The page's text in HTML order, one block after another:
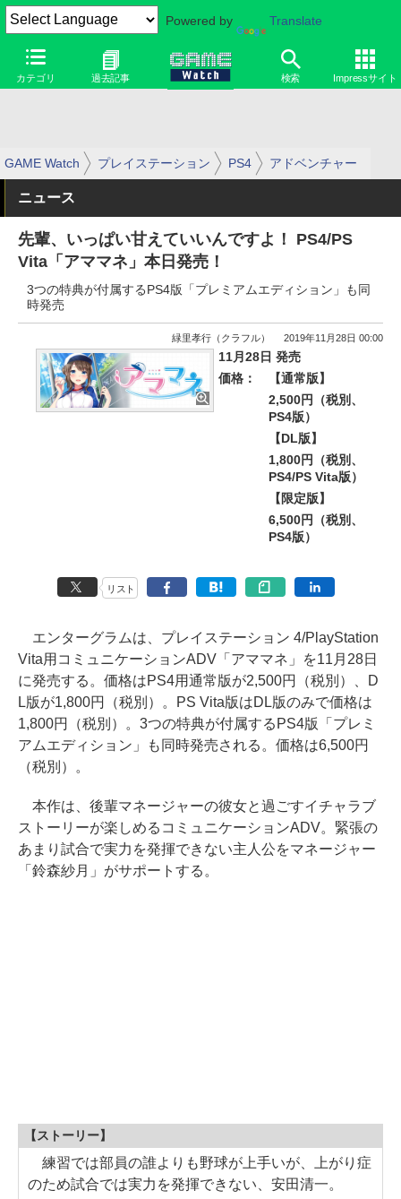
Powered by Translate
カテゴリ 過去記事 検索 Impressサイト
GAME Watch プレイステーション PS4 アドベンチャー
ニュース
先輩、いっぱい甘えていいんですよ！ PS4/PS
Vita「アママネ」本日発売！
3つの特典が付属するPS4版「プレミアムエディション」も同
時発売
緑里孝行（クラフル） 2019年11月28日 00:00
11月28日 発売
価格：
【通常版】
2,500円（税別、
PS4版）
【DL版】
1,800円（税別、
PS4/PS Vita版）
【限定版】
6,500円（税別、
PS4版）
リスト
エンターグラムは、プレイステーション 4/PlayStation
Vita用コミュニケーションADV「アママネ」を11月28日
に発売する。価格はPS4用通常版が2,500円（税別）、D
L版が1,800円（税別）。PS Vita版はDL版のみで価格は
1,800円（税別）。3つの特典が付属するPS4版「プレミ
アムエディション」も同時発売される。価格は6,500円
（税別）。
本作は、後輩マネージャーの彼女と過ごすイチャラブ
ストーリーが楽しめるコミュニケーションADV。緊張の
あまり試合で実力を発揮できない主人公をマネージャー
「鈴森紗月」がサポートする。
【ストーリー】
練習では部員の誰よりも野球が上手いが、上がり症
のため試合では実力を発揮できない、安田清一。